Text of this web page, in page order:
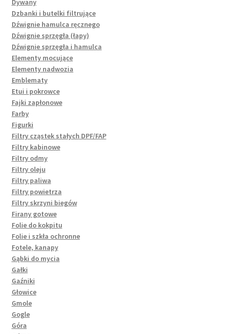
Dywany
Dzbanki i butelki filtrujące
Dźwignie hamulca ręcznego
Dźwignie sprzęgła (łapy)
Dźwignie sprzęgła i hamulca
Elementy mocujące
Elementy nadwozia
Emblematy
Etui i pokrowce
Fajki zapłonowe
Farby
Figurki
Filtry cząstek stałych DPF/FAP
Filtry kabinowe
Filtry odmy
Filtry oleju
Filtry paliwa
Filtry powietrza
Filtry skrzyni biegów
Firany gotowe
Folie do kokpitu
Folie i szkła ochronne
Fotele, kanapy
Gąbki do mycia
Gałki
Gaźniki
Głowice
Gmole
Gogle
Góra